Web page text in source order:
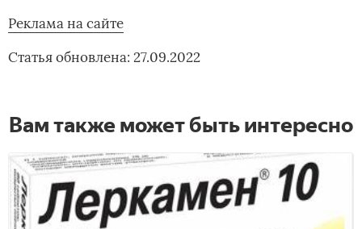
Реклама на сайте
Статья обновлена: 27.09.2022
Вам также может быть интересно